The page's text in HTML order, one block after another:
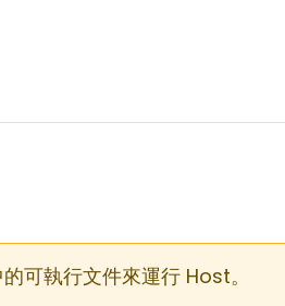
可執行文件來運行 Host。